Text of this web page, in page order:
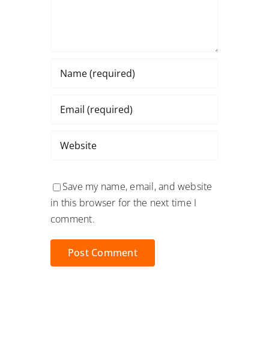
Save my name, email, and website
in this browser for the next time I
comment.